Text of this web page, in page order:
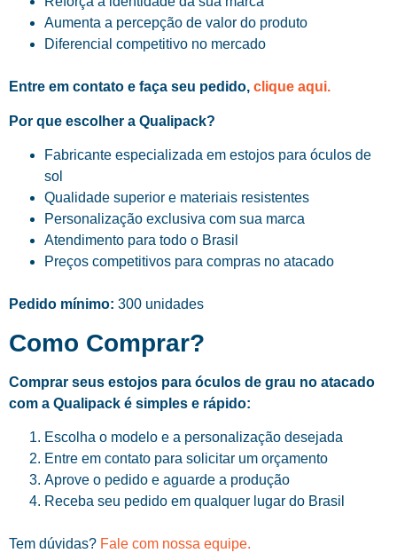
Aumenta a percepção de valor do produto
Diferencial competitivo no mercado
Entre em contato e faça seu pedido, clique aqui.
Por que escolher a Qualipack?
Fabricante especializada em estojos para óculos de
sol
Qualidade superior e materiais resistentes
Personalização exclusiva com sua marca
Atendimento para todo o Brasil
Preços competitivos para compras no atacado
Pedido mínimo: 300 unidades
Como Comprar?
Comprar seus estojos para óculos de grau no atacado
com a Qualipack é simples e rápido:
Escolha o modelo e a personalização desejada
Entre em contato para solicitar um orçamento
Aprove o pedido e aguarde a produção
Receba seu pedido em qualquer lugar do Brasil
Tem dúvidas? Fale com nossa equipe.